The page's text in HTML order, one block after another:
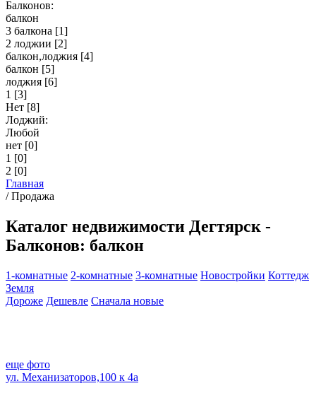
Балконов:
балкон
3 балкона [1]
2 лоджии [2]
балкон,лоджия [4]
балкон [5]
лоджия [6]
1 [3]
Нет [8]
Лоджий:
Любой
нет [0]
1 [0]
2 [0]
Главная
/Продажа
Каталог недвижимости Дегтярск -
Балконов: балкон
1-комнатные 2-комнатные 3-комнатные Новостройки Коттедж
Земля
Дороже Дешевле Сначала новые
еще фото
ул. Механизаторов,100 к 4а